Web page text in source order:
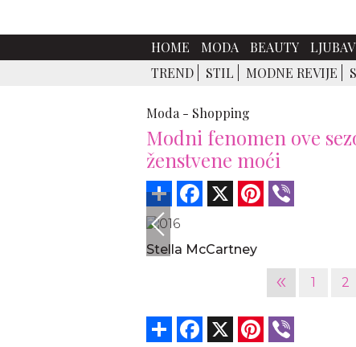
HOME MODA BEAUTY
TREND
STIL MODNE REVIJE
Moda - Shopping
Modni fenomen ove
ženstvene moći
Share Facebook Pinterest
Stella McCartney
« 1 2
Share Facebook Pinterest